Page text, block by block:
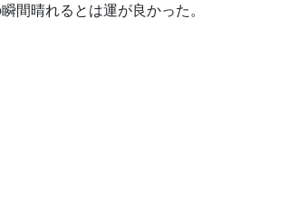
間晴れるとは運が良かった。